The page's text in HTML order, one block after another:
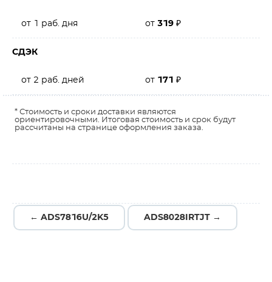
от 1 раб. дня от 319 ₽
СДЭК
от 2 раб. дней от 171 ₽
* Стоимость и сроки доставки являются
ориентировочными. Итоговая стоимость и срок будут
рассчитаны на странице оформления заказа.
← ADS7816U/2K5 ADS8028IRTJT →